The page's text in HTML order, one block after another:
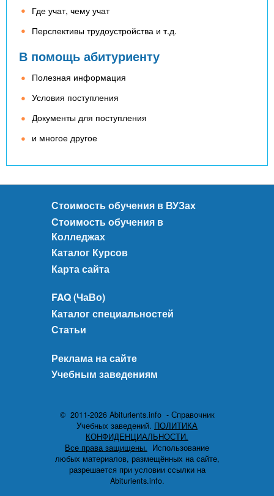
Где учат, чему учат
Перспективы трудоустройства и т.д.
В помощь абитуриенту
Полезная информация
Условия поступления
Документы для поступления
и многое другое
Стоимость обучения в ВУЗах
Стоимость обучения в
Колледжах
Каталог Курсов
Карта сайта
FAQ (ЧаВо)
Каталог специальностей
Статьи
Реклама на сайте
Учебным заведениям
© 2011-2026 Abiturients.info - Справочник
Учебных заведений. ПОЛИТИКА
КОНФИДЕНЦИАЛЬНОСТИ.
Все права защищены. Использование
любых материалов, размещённых на сайте,
разрешается при условии ссылки на
Abiturients.info.